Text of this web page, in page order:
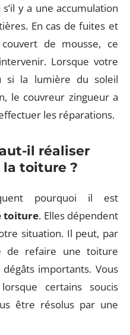
y a une accumulation
En cas de fuites et
de mousse, ce
Lorsque votre
si la lumière du soleil
le couvreur zingueur a
les réparations.
il réaliser
toiture ?
pourquoi il est
toiture. Elles dépendent
situation. Il peut, par
de refaire une toiture
importants. Vous
certains soucis
être résolus par une